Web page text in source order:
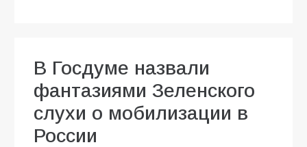
В Госдуме назвали
фантазиями Зеленского
слухи о мобилизации в
России